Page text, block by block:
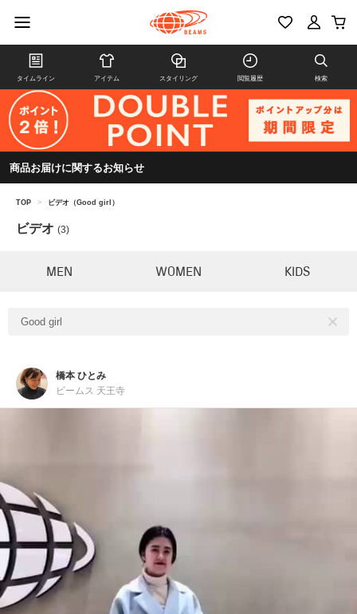
タイムライン アイテム スタイリング 閲覧履歴 検索
商品お届けに関するお知らせ
TOP > ビデオ（Good girl）
ビデオ (3)
MEN WOMEN KIDS
Good girl
橋本 ひとみ
ビームス 天王寺